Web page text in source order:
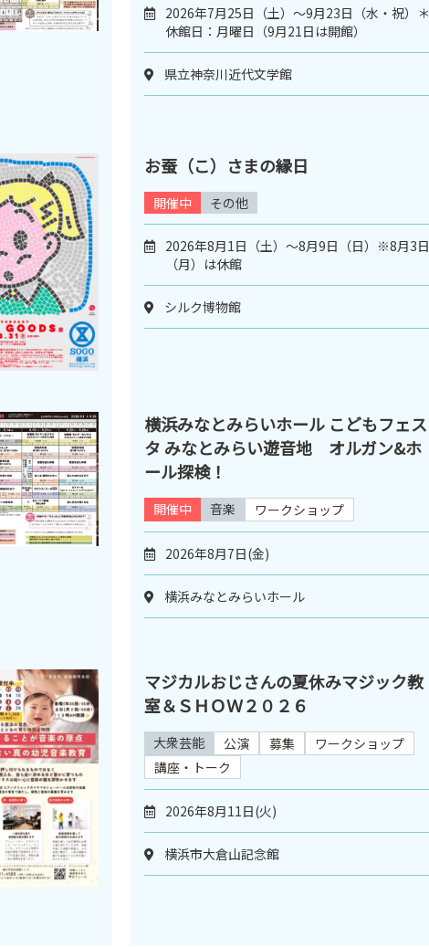
2026年7月25日（土）～9月23日（水・祝）＊
休館日：月曜日（9月21日は開館）
県立神奈川近代文学館
お蚕（こ）さまの縁日
開催中 その他
2026年8月1日（土）～8月9日（日）※8月3日
（月）は休館
シルク博物館
横浜みなとみらいホール こどもフェス
タ みなとみらい遊音地 オルガン&ホ
ール探検！
開催中 音楽 ワークショップ
2026年8月7日(金)
横浜みなとみらいホール
マジカルおじさんの夏休みマジック教
室＆ＳＨＯＷ２０２６
大衆芸能 公演 募集
ワークショップ
講座・トーク
2026年8月11日(火)
横浜市大倉山記念館